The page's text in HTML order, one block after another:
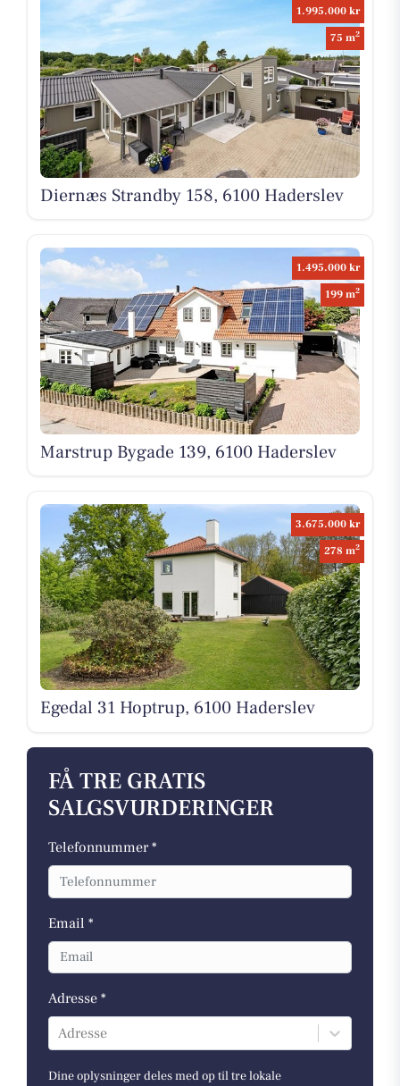
1.995.000 kr
75 m2
Diernæs Strandby 158, 6100 Haderslev
1.495.000 kr
199 m2
Marstrup Bygade 139, 6100 Haderslev
3.675.000 kr
278 m2
Egedal 31 Hoptrup, 6100 Haderslev
FÅ TRE GRATIS
SALGSVURDERINGER
Telefonnummer *
Email *
Adresse *
Adresse
Dine oplysninger deles med op til tre lokale